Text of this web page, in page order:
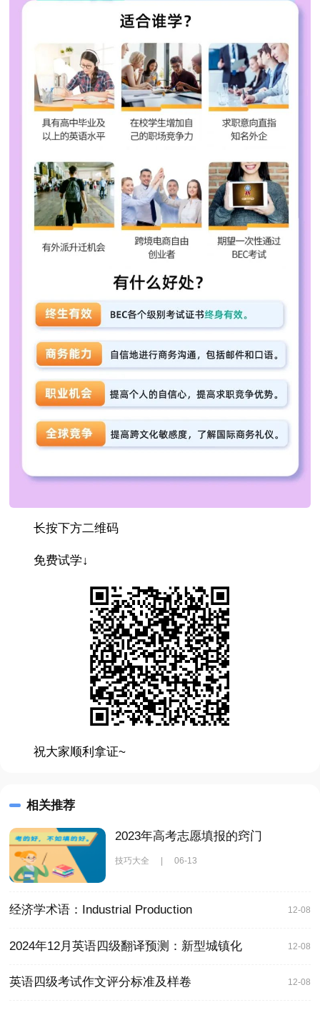
长按下方二维码
免费试学↓
祝大家顺利拿证~
相关推荐
2023年高考志愿填报的窍门
技巧大全 | 06-13
经济学术语：Industrial Production 12-08
2024年12月英语四级翻译预测：新型城镇化 12-08
英语四级考试作文评分标准及样卷 12-08